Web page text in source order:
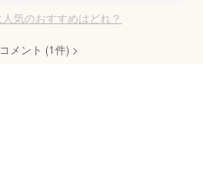
気のおすすめはどれ？
メント (1件) >